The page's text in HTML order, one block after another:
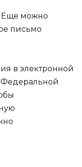
Еще можно
письмо
в электронной